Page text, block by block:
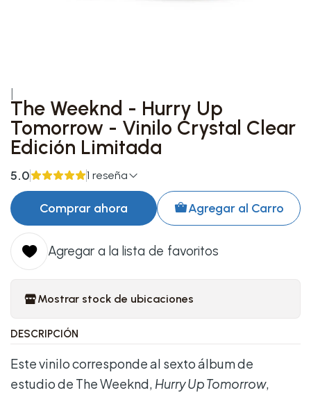
The Weeknd - Hurry Up
Tomorrow - Vinilo Crystal Clear
Edición Limitada
5.0 1 reseña
Agregar al Carro
Comprar ahora
Agregar a la lista de favoritos
Mostrar stock de ubicaciones
DESCRIPCIÓN
Este vinilo corresponde al sexto álbum de
estudio de The Weeknd, Hurry Up Tomorrow,